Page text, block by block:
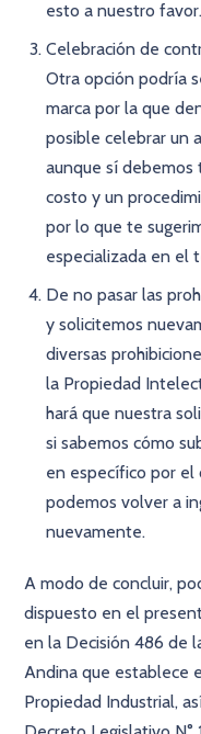
esto a nuestro favor.
Celebración de
Otra opción podría
marca por la que
posible celebrar un
aunque sí
costo y un
por lo que te
especializada en el
De no pasar las
y solicitemos
diversas
la Propiedad
hará que nuestra
si sabemos cómo
en específico por el
podemos volver a
nuevamente.
A modo de concluir,
dispuesto en el
en la Decisión 486 de
Andina que establece
Propiedad Industrial,